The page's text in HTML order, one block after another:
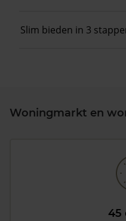
Slim bieden in 3
Woningmarkt en
45